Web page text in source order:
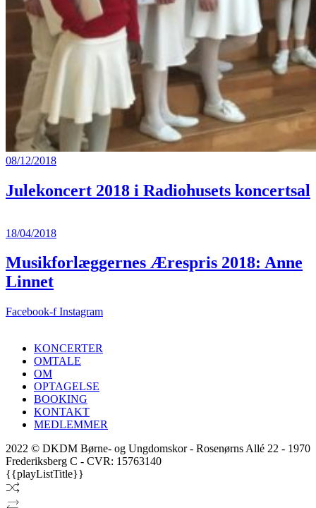
08/12/2018
Julekoncert 2018 i Radiohusets koncertsal
18/04/2018
Musikforlæggernes Ærespris 2018: Anne
Linnet
Facebook-f Instagram
KONCERTER
OMTALE
OM
OPTAGELSE
BOOKING
KONTAKT
MEDLEMMER
2022 © DKDM Børne- og Ungdomskor - Rosenørns Allé 22 - 1970
Frederiksberg C - CVR: 15763140
{{playListTitle}}